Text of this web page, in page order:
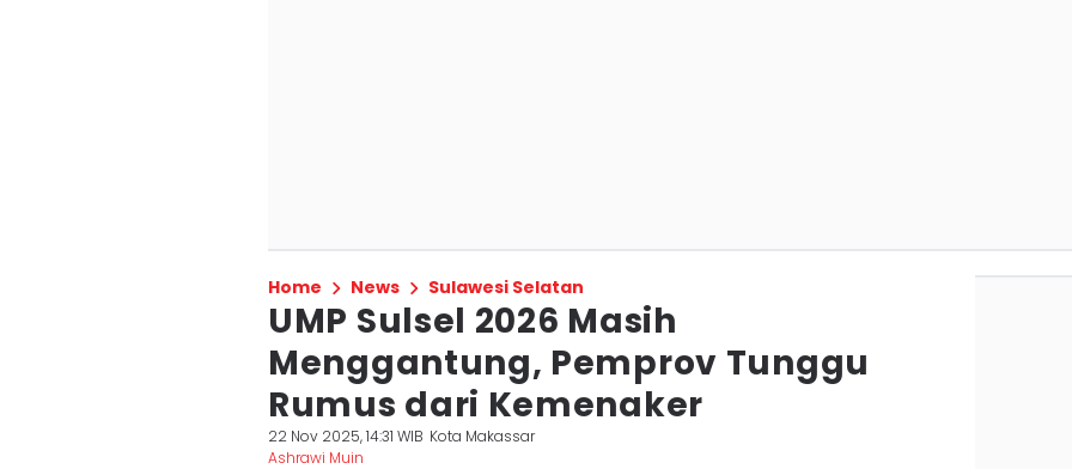
Home News Sulawesi Selatan
UMP Sulsel 2026 Masih
Menggantung, Pemprov Tunggu
Rumus dari Kemenaker
22 Nov 2025, 14:31 WIB Kota Makassar
Ashrawi Muin